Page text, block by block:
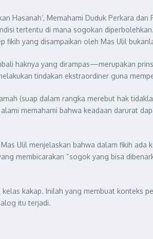
Memahami Duduk Perkara dan
tertentu di mana sogokan
yang disampaikan oleh Mas Ulil
haknya yang dirampas—merupakan
tindakan ekstraordiner guna
(suap dalam rangka merebut hak
memahami bahwa keadaan darurat
Ulil menjelaskan bahwa dalam fikih ada
membicarakan “sogok yang bisa
kakap. Inilah yang membuat konteks
itu terjadi.